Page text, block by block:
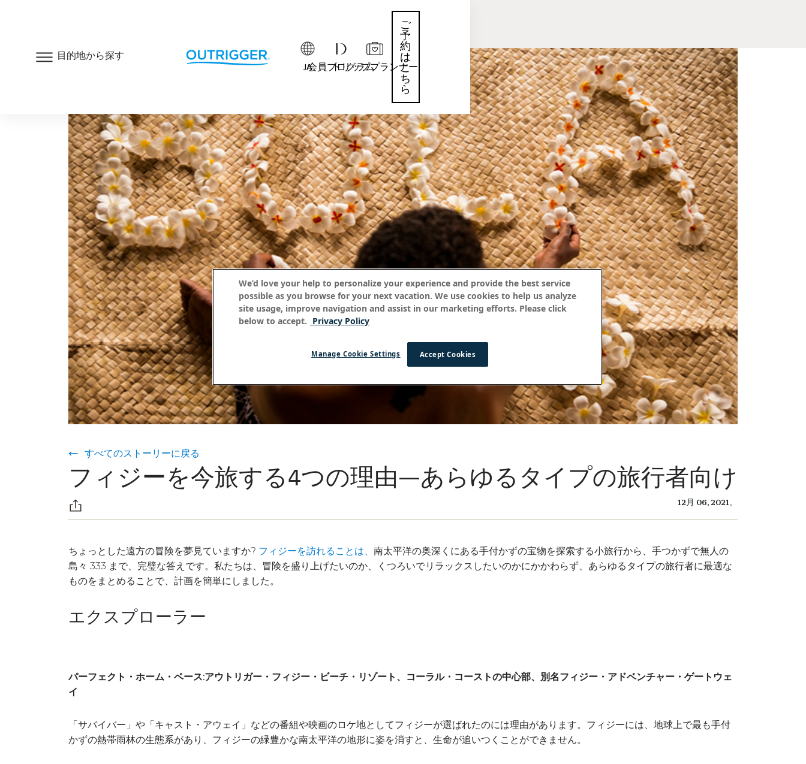
目的地から探す
JA会員プログラム
トリッププランナー
ご
予
約
は
こ
ち
ら
すべてのストーリーに戻る
フィジーを今旅する4つの理由—あらゆるタイプの旅行者向け
12月 06, 2021。
ちょっとした遠方の冒険を夢見ていますか? フィジーを訪れることは、 南太平洋の奥深くにある手付かずの宝物を探索する小旅行から、手つかずで無人の
島々 333 まで、完璧な答えです。私たちは、冒険を盛り上げたいのか、くつろいでリラックスしたいのかにかかわらず、あらゆるタイプの旅行者に最適な
ものをまとめることで、計画を簡単にしました。
エクスプローラー
パーフェクト・ホーム・ベース:アウトリガー・フィジー・ビーチ・リゾート、コーラル・コーストの中心部、別名フィジー・アドベンチャー・ゲートウェ
イ
「サバイバー」や「キャスト・アウェイ」などの番組や映画のロケ地としてフィジーが選ばれたのには理由があります。フィジーには、地球上で最も手付
かずの熱帯雨林の生態系があり、フィジーの緑豊かな南太平洋の地形に姿を消すと、生命が追いつくことができません。
We’d love your help to personalize your experience and provide the best service
possible as you browse for your next vacation. We use cookies to help us analyze
site usage, improve navigation and assist in our marketing efforts. Please click
below to accept. Privacy Policy
Accept Cookies
Manage Cookie Settings